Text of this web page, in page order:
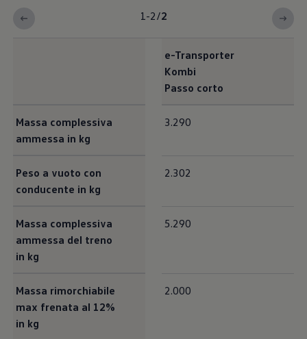
1-2/2
e-Transporter
Kombi
Passo corto
Massa complessiva
ammessa in kg
3.290
Peso a vuoto con
conducente in kg
2.302
Massa complessiva
ammessa del treno
in kg
5.290
Massa rimorchiabile
max frenata al 12%
in kg
2.000